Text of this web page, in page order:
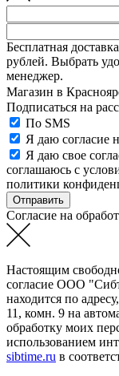
Бесплатная
рублей. Выбрать
менеджер.
Магазин в
Подписаться на
По SMS
Я даю согласие
Я даю свое
соглашаюсь с
политики
Согласие на
Настоящим
согласие ООО
находится по
11, комн. 9 на
обработку моих
использованием
sibtime.ru в